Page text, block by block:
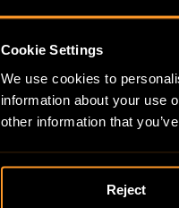
Cookie Settings
We use cookies to
information about your use
other information that
Reject